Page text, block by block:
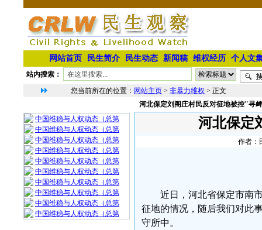
网站首页 民生简介 民生动态 新闻稿 维权经历 个人文
站内搜索：
您当前所在的位置： 网站主页 > 非暴力维权 > 正文
中国维稳与人权动态（总第
中国维稳与人权动态（总第
中国维稳与人权动态（总第
中国维稳与人权动态（总第
中国维稳与人权动态（总第
中国维稳与人权动态（总第
中国维稳与人权动态（总第
中国维稳与人权动态（总第
中国维稳与人权动态（总第
中国维稳与人权动态（总第
河北保定刘阁庄村民反对征地被控"寻
河北保定
作者：
近日，河北省保定市南
征地的情况，随后我们对此
守所中。